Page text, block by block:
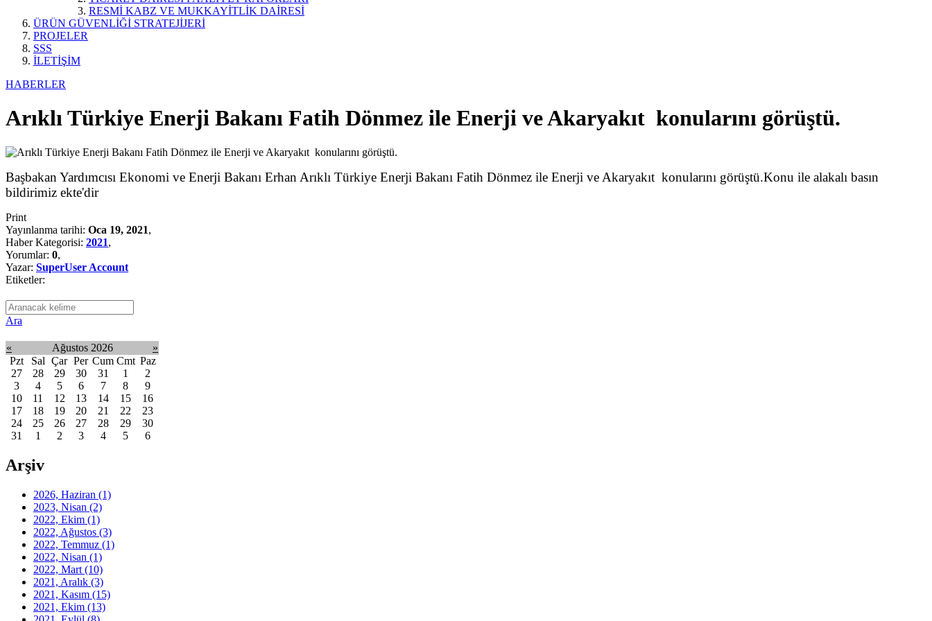
RESMİ KABZ VE MUKKAYİTLİK DAİRESİ
ÜRÜN GÜVENLİĞİ STRATEJİJERİ
PROJELER
SSS
İLETİŞİM
HABERLER
Arıklı Türkiye Enerji Bakanı Fatih Dönmez ile Enerji ve Akaryakıt konularını görüştü.
Başbakan Yardımcısı Ekonomi ve Enerji Bakanı Erhan Arıklı Türkiye Enerji Bakanı Fatih Dönmez ile Enerji ve Akaryakıt konularını görüştü.Konu ile alakalı basın
bildirimiz ekte'dir
Print
Yayınlanma tarihi: Oca 19, 2021,
Haber Kategorisi: 2021,
Yorumlar: 0,
Yazar: SuperUser Account
Etiketler:
Ara
« Ağustos 2026
»
Pzt
Sal Çar Per Cum Cmt Paz
27
28 29 30 31 1
2
3
4 5 6 7 8
9
10
11 12 13 14 15
16
17
18 19 20 21 22
23
24
25 26 27 28 29
30
31
1 2 3 4 5 6
Arşiv
2026, Haziran (1)
2023, Nisan (2)
2022, Ekim (1)
2022, Ağustos (3)
2022, Temmuz (1)
2022, Nisan (1)
2022, Mart (10)
2021, Aralık (3)
2021, Kasım (15)
2021, Ekim (13)